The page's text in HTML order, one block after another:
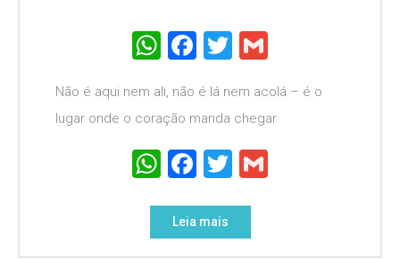
WhatsApp
Facebook
Twitter
Não é aqui nem ali, não é lá nem acolá – é o
lugar onde o coração manda chegar
WhatsApp
Facebook
Twitter
Leia mais